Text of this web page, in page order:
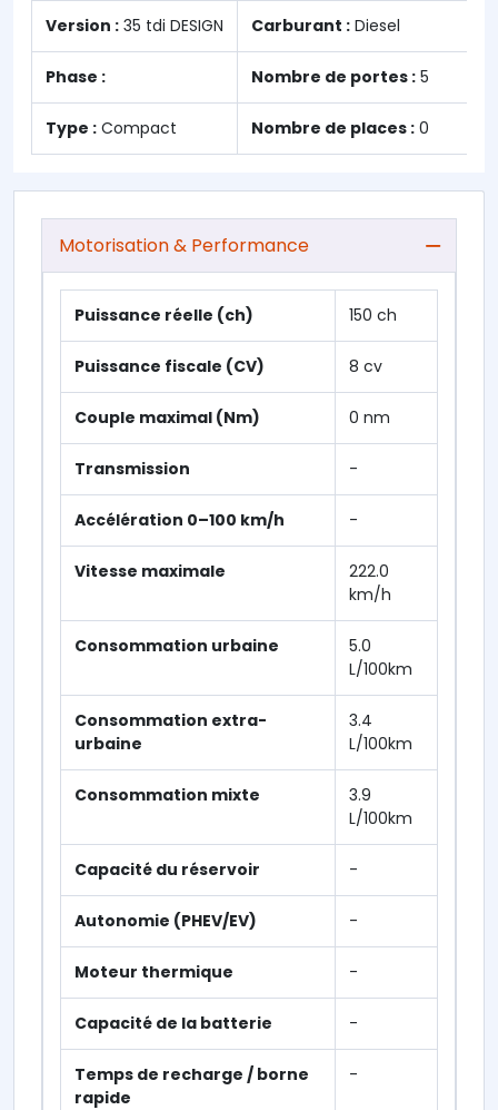
Version : 35 tdi DESIGN Carburant : Diesel
Phase : Nombre de portes : 5
Type : Compact Nombre de places : 0
Motorisation & Performance
Puissance réelle (ch) 150 ch
Puissance fiscale (CV) 8 cv
Couple maximal (Nm) 0 nm
Transmission -
Accélération 0–100 km/h -
Vitesse maximale
222.0
km/h
Consommation urbaine
5.0
L/100km
Consommation extra-
urbaine
3.4
L/100km
Consommation mixte
3.9
L/100km
Capacité du réservoir -
Autonomie (PHEV/EV) -
Moteur thermique -
Capacité de la batterie -
Temps de recharge / borne
rapide
-